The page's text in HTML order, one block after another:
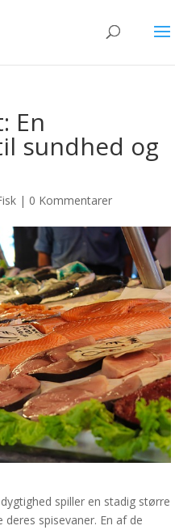
En
sundhed og
| 0 Kommentarer
spiller en stadig større
spisevaner. En af de